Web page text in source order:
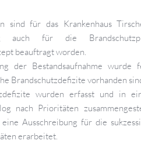
sind für das Krankenhaus
auch für die
beauftragt worden.
der Bestandsaufnahme wurde
Brandschutzdefizite vorhanden
wurden erfasst und in
nach Prioritäten
Ausschreibung für die
erarbeitet.